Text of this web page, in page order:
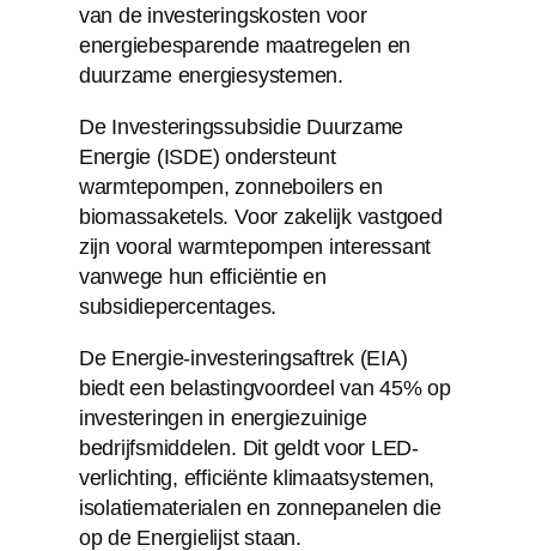
van de investeringskosten voor
energiebesparende maatregelen en
duurzame energiesystemen.
De Investeringssubsidie Duurzame
Energie (ISDE) ondersteunt
warmtepompen, zonneboilers en
biomassaketels. Voor zakelijk vastgoed
zijn vooral warmtepompen interessant
vanwege hun efficiëntie en
subsidiepercentages.
De Energie-investeringsaftrek (EIA)
biedt een belastingvoordeel van 45% op
investeringen in energiezuinige
bedrijfsmiddelen. Dit geldt voor LED-
verlichting, efficiënte klimaatsystemen,
isolatiematerialen en zonnepanelen die
op de Energielijst staan.